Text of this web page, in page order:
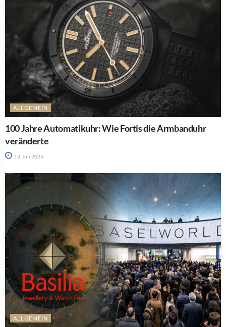
ALLGEMEIN
100 Jahre Automatikuhr: Wie Fortis die Armbanduhr
veränderte
13. Juli 2026
ALLGEMEIN